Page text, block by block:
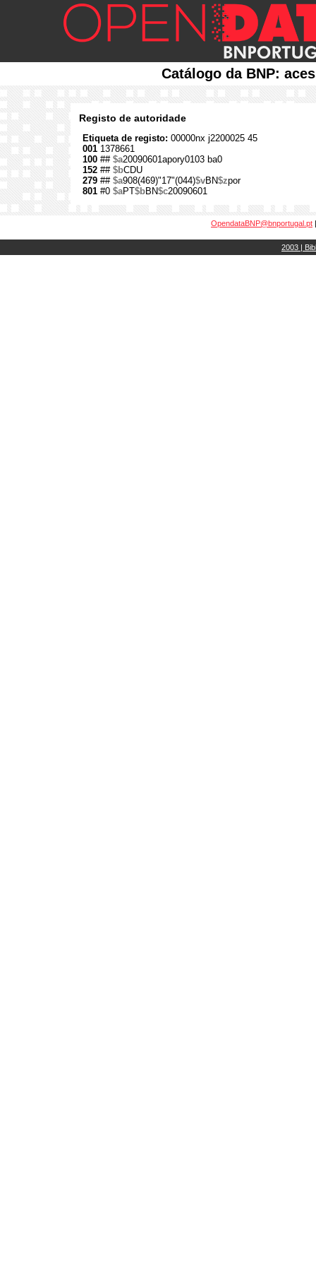
Catálogo da BNP:
Registo de autoridade
Etiqueta de registo: 00000nx j2200025 45
001 1378661
100 ## $a20090601apory0103 ba0
152 ## $bCDU
279 ## $a908(469)"17"(044)$vBN$zpor
801 #0 $aPT$bBN$c20090601
OpendataBNP@bnportugal.pt
2003 |